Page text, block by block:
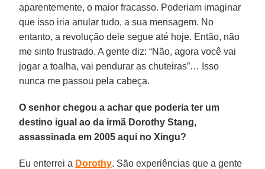
aparentemente, o maior fracasso. Poderiam imaginar
que isso iria anular tudo, a sua mensagem. No
entanto, a revolução dele segue até hoje. Então, não
me sinto frustrado. A gente diz: “Não, agora você vai
jogar a toalha, vai pendurar as chuteiras”… Isso
nunca me passou pela cabeça.
O senhor chegou a achar que poderia ter um
destino igual ao da irmã Dorothy Stang,
assassinada em 2005 aqui no Xingu?
Eu enterrei a Dorothy. São experiências que a gente